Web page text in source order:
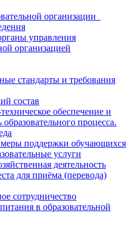
организации
управления
организацией
стандарты и требования
состав
обеспечение и
процесса.
поддержки обучающихся
услуги
деятельность
для приёма (перевода)
сотрудничество
в образовательной